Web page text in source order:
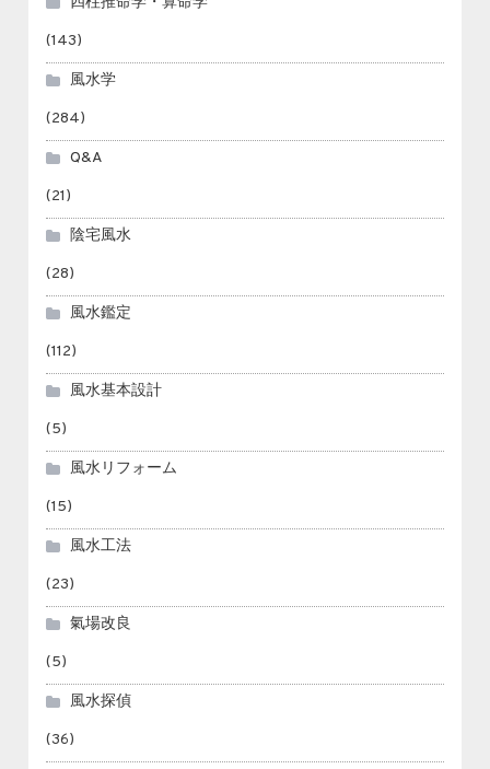
(143)
風水学
(284)
Q&A
(21)
陰宅風水
(28)
風水鑑定
(112)
風水基本設計
(5)
風水リフォーム
(15)
風水工法
(23)
氣場改良
(5)
風水探偵
(36)